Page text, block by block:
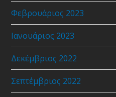
Φεβρουάριος 2023
Ιανουάριος 2023
Δεκέμβριος 2022
Σεπτέμβριος 2022